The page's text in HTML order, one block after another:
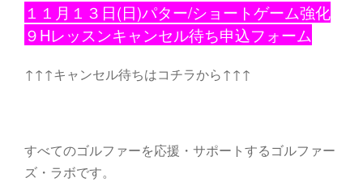
１１月１３日(日)パター/ショートゲーム強化
９Hレッスンキャンセル待ち申込フォーム
↑↑↑キャンセル待ちはコチラから↑↑↑
すべてのゴルファーを応援・サポートするゴルファー
ズ・ラボです。